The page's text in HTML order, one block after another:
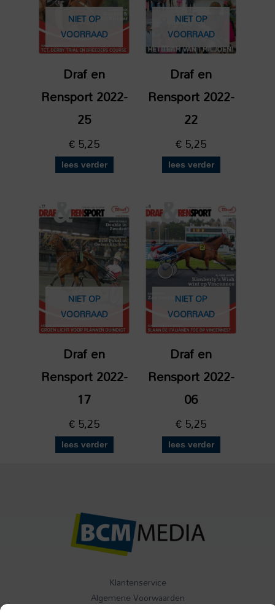
NIET OP
VOORRAAD
Draf en
Rensport 2022-
25
€5,25
lees verder
NIET OP
VOORRAAD
Draf en
Rensport 2022-
22
€5,25
lees verder
NIET OP
VOORRAAD
Draf en
Rensport 2022-
17
€5,25
lees verder
NIET OP
VOORRAAD
Draf en
Rensport 2022-
06
€5,25
lees verder
Klantenservice
Algemene Voorwaarden